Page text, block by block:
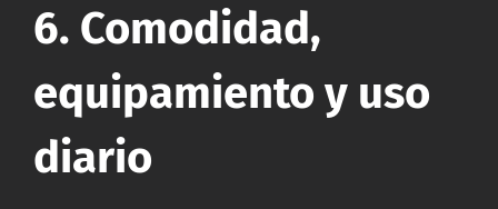
6. Comodidad,
equipamiento y uso
diario